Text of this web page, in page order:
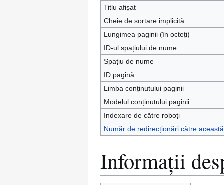
Titlu afișat
Cheie de sortare implicită
Lungimea paginii (în octeți)
ID-ul spațiului de nume
Spațiu de nume
ID pagină
Limba conținutului paginii
Modelul conținutului paginii
Indexare de către roboți
Număr de redirecționări către
Informații